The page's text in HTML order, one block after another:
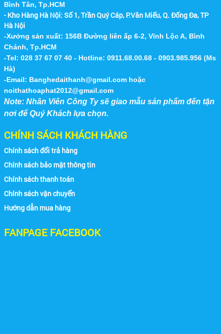
Bình Tân, Tp.HCM
- Kho Hàng Hà Nội: Số 1, Trần Quý Cáp, P.Văn Miếu, Q. Đống Đa, TP
Hà Nội
-Xưởng sản xuất: 156B Đường liên ấp 6-2, Vĩnh Lộc A, Bình
Chánh, Tp.HCM
-Tel: 028 37 67 07 40 - Hotline: 0911.68.00.68 - 0903.985.956 (Ms
Hà)
-Email: Banghedaithanh@gmail.com hoặc
noithathoaphat2012@gmail.com
Note: Nhân Viên Công Ty sẽ giao mẫu sản phẩm đến tận
nơi để Quý Khách lựa chọn.
CHÍNH SÁCH KHÁCH HÀNG
Chính sách đổi trả hàng
Chính sách bảo mật thông tin
Chính sách thanh toán
Chính sách vận chuyển
Hướng dẫn mua hàng
FANPAGE FACEBOOK